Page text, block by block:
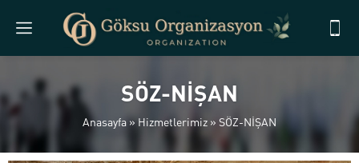
SÖZ-NİŞAN
Anasayfa »Hizmetlerimiz » SÖZ-NİŞAN